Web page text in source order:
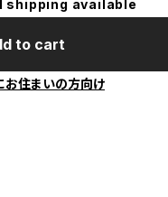
shipping available
to cart
お住まいの方向け